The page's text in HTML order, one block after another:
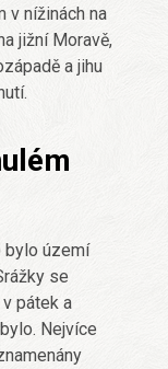
v nížinách na
jižní Moravě,
a jihu
bylo území
se
pátek a
Nejvíce